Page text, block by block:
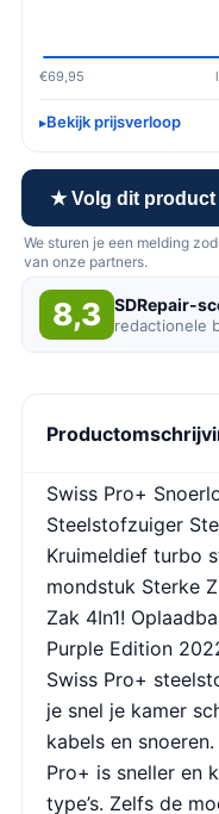
€69,95
Bekijk prijsverloop
★ Volg dit product
We sturen je een melding
van onze partners.
8,3 SDRepair-
redactionele
Swiss Pro+
Steelstofzuiger
Kruimeldief turbo
mondstuk Sterke
Zak 4In1!
Purple Edition
Swiss Pro+
je snel je kamer
kabels en
Pro+ is sneller en
type’s. Zelfs de